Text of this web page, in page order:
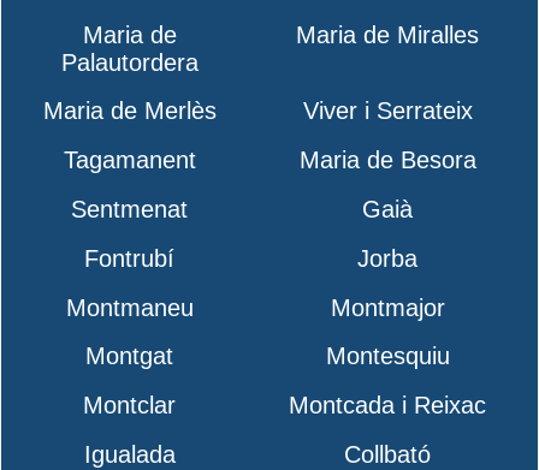
Maria de
Palautordera
Maria de Miralles
Maria de Merlès
Viver i Serrateix
Tagamanent
Maria de Besora
Sentmenat
Gaià
Fontrubí
Jorba
Montmaneu
Montmajor
Montgat
Montesquiu
Montclar
Montcada i Reixac
Igualada
Collbató